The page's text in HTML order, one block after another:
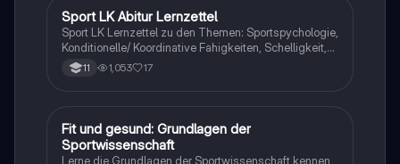
das Biologie-Abitur und das Verständnis
bioelektrischer Prozesse in Nervenzellen.
Sport
Sport LK Abitur Lernzettel
Sport LK Lernzettel zu den Themen: Sportspychologie,
Konditionelle/ Koordinative Fahigkeiten, Schelligkeit,
Ausdauer, Sportbiologie, Techniktraining,
Taktiktraining, Trainingsaufbau, Bewegungslehre,
11 1,053 17
F Sport
Fit und gesund: Grundlagen der
Sportwissenschaft
Lerne die Grundlagen der Sportwissenschaft kennen